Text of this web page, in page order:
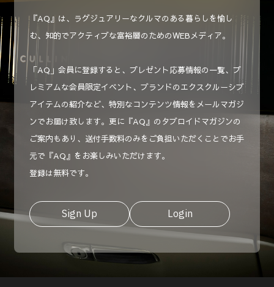
『AQ』は、ラグジュアリーなクルマのある暮らしを愉し
む、知的でアクティブな富裕層のためのWEBメディア。
「AQ」会員に登録すると、プレゼント応募情報の一覧、プ
レミアムな会員限定イベント、ブランドのエクスクルーシブ
アイテムの紹介など、特別なコンテンツ情報をメールマガジ
ンでお届け致します。更に『AQ』のタブロイドマガジンの
ご案内もあり、送付手数料のみをご負担いただくことでお手
元で『AQ』をお楽しみいただけます。
登録は無料です。
Sign Up Login